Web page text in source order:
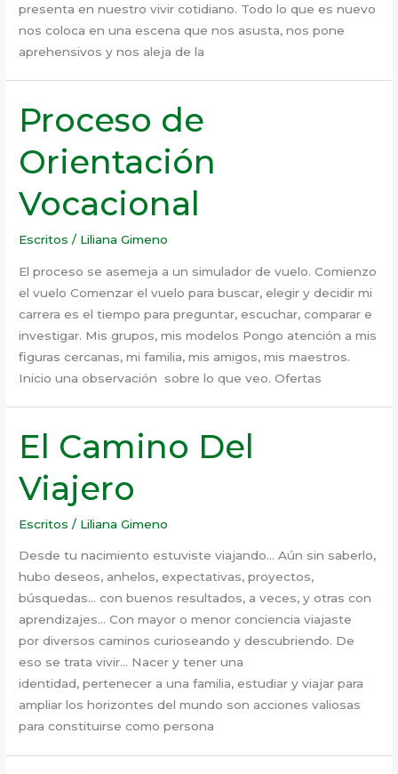
presenta en nuestro vivir cotidiano. Todo lo que es nuevo
nos coloca en una escena que nos asusta, nos pone
aprehensivos y nos aleja de la
Proceso de
Orientación
Vocacional
Escritos / Liliana Gimeno
El proceso se asemeja a un simulador de vuelo. Comienzo
el vuelo Comenzar el vuelo para buscar, elegir y decidir mi
carrera es el tiempo para preguntar, escuchar, comparar e
investigar. Mis grupos, mis modelos Pongo atención a mis
figuras cercanas, mi familia, mis amigos, mis maestros.
Inicio una observación sobre lo que veo. Ofertas
El Camino Del
Viajero
Escritos / Liliana Gimeno
Desde tu nacimiento estuviste viajando… Aún sin saberlo,
hubo deseos, anhelos, expectativas, proyectos,
búsquedas… con buenos resultados, a veces, y otras con
aprendizajes… Con mayor o menor conciencia viajaste
por diversos caminos curioseando y descubriendo. De
eso se trata vivir… Nacer y tener una
identidad, pertenecer a una familia, estudiar y viajar para
ampliar los horizontes del mundo son acciones valiosas
para constituirse como persona